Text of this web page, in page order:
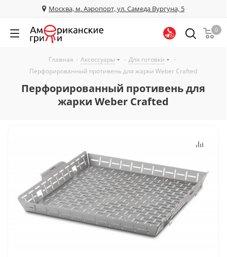
Москва, м. Аэропорт, ул. Самеда Вургуна, 5
0
Главная - Аксессуары - Для готовки
-
Перфорированный противень для жарки Weber Crafted
Перфорированный противень для
жарки Weber Crafted